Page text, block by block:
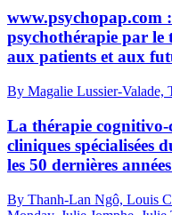
www.psychopap.com
psychothérapie par le
aux patients et aux
By Magalie Lussier-Valade,
La thérapie cognitivo-
cliniques spécialisées
les 50 dernières
By Thanh-Lan Ngô, Louis